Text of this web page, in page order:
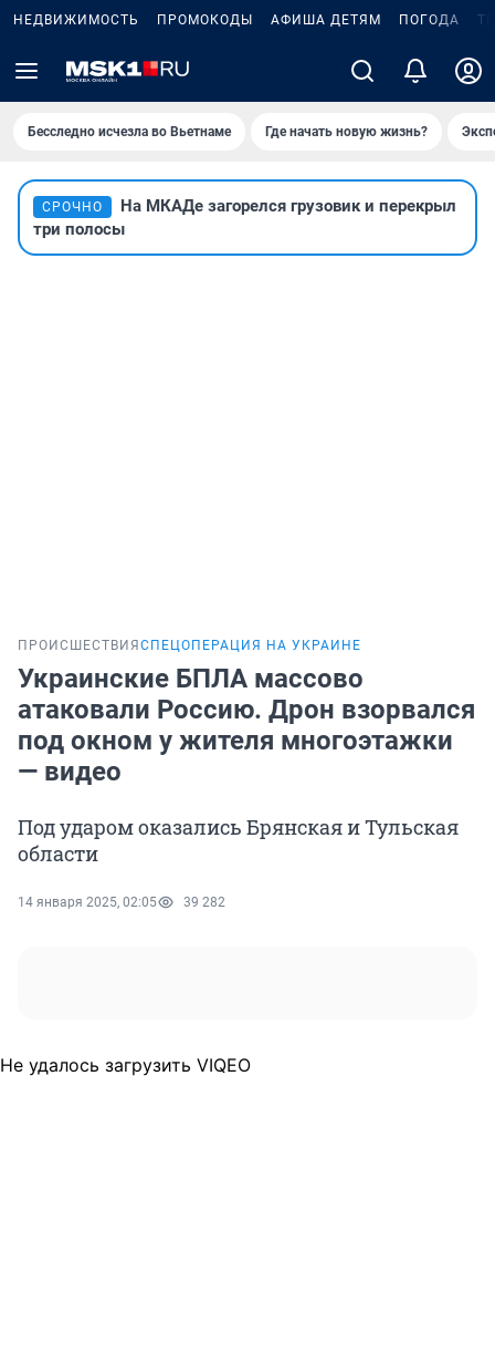
НЕДВИЖИМОСТЬ ПРОМОКОДЫ АФИША ДЕТЯМ ПОГОДА
Бесследно исчезла во Вьетнаме Где начать новую жизнь?
СРОЧНО
На МКАДе загорелся грузовик и перекрыл
три полосы
ПРОИСШЕСТВИЯ СПЕЦОПЕРАЦИЯ НА УКРАИНЕ
Украинские БПЛА массово
атаковали Россию. Дрон взорвался
под окном у жителя многоэтажки
— видео
Под ударом оказались Брянская и Тульская
области
14 января 2025, 02:05 39 282
Не удалось загрузить VIQEO